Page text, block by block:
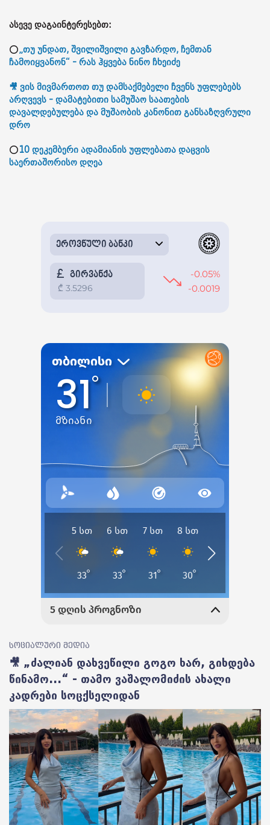
ასევე დაგაინტერესებთ:
⭕„თუ უნდათ, შვილიშვილი გავზარდო, ჩემთან
ჩამოიყვანონ“ - რას ჰყვება ნინო ჩხეიძე
🎥 ვის მივმართოთ თუ დამსაქმებელი ჩვენს უფლებებს
არღვევს - დამატებითი სამუშაო საათების
დავალდებულება და მუშაობის კანონით განსაზღვრული
დრო
⭕10 დეკემბერი ადამიანის უფლებათა დაცვის
საერთაშორისო დღეა
სოციალური მედია
🎥 „ძალიან დახვეწილი გოგო ხარ, გიხდება
წინამო...“ - თამო ვაშალომიძის ახალი
კადრები სოცქსელიდან